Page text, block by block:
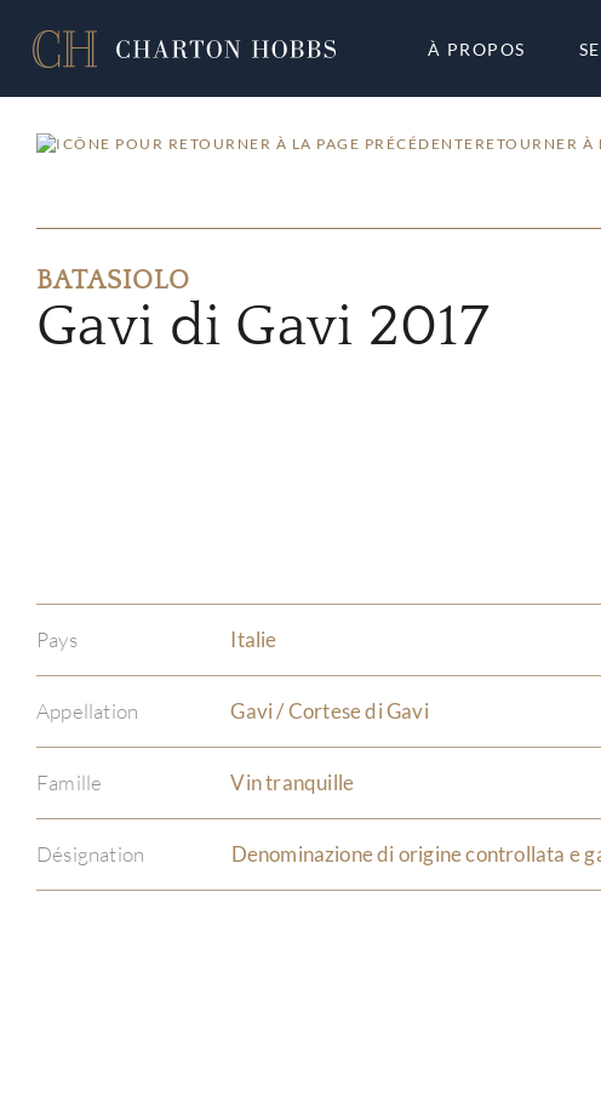
À PROPOS
RETOURNER À
BATASIOLO
Gavi di Gavi 2017
Pays Italie
Appellation Gavi / Cortese di Gavi
Famille Vin tranquille
Désignation Denominazione di origine controllata e